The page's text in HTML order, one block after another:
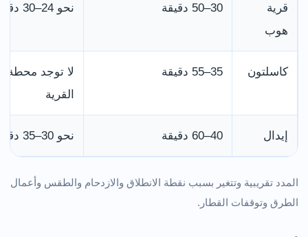
قرية
هوب
30–50 دقيقة نحو 24–30 دقيقة
كاسلتون 35–55 دقيقة
لا توجد محطة
القرية
إيدال 40–60 دقيقة نحو 30–35 دقيقة
المدد تقريبية وتتغير بسبب نقطة الانطلاق والازدحام والطقس وأعمال
الطرق وتوقفات القطار.